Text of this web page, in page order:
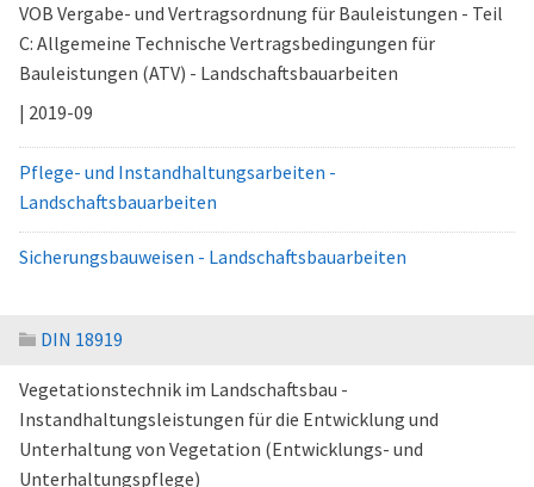
VOB Vergabe- und Vertragsordnung für Bauleistungen - Teil
C: Allgemeine Technische Vertragsbedingungen für
Bauleistungen (ATV) - Landschaftsbauarbeiten
| 2019-09
Pflege- und Instandhaltungsarbeiten -
Landschaftsbauarbeiten
Sicherungsbauweisen - Landschaftsbauarbeiten
DIN 18919
Vegetationstechnik im Landschaftsbau -
Instandhaltungsleistungen für die Entwicklung und
Unterhaltung von Vegetation (Entwicklungs- und
Unterhaltungspflege)